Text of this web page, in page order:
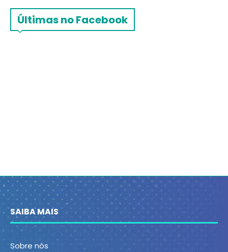
Últimas no Facebook
SAIBA MAIS
Sobre nós